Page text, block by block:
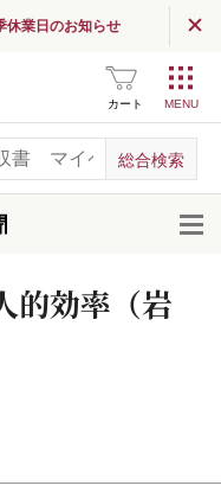
休業日のお知らせ
カート
的効率（岩